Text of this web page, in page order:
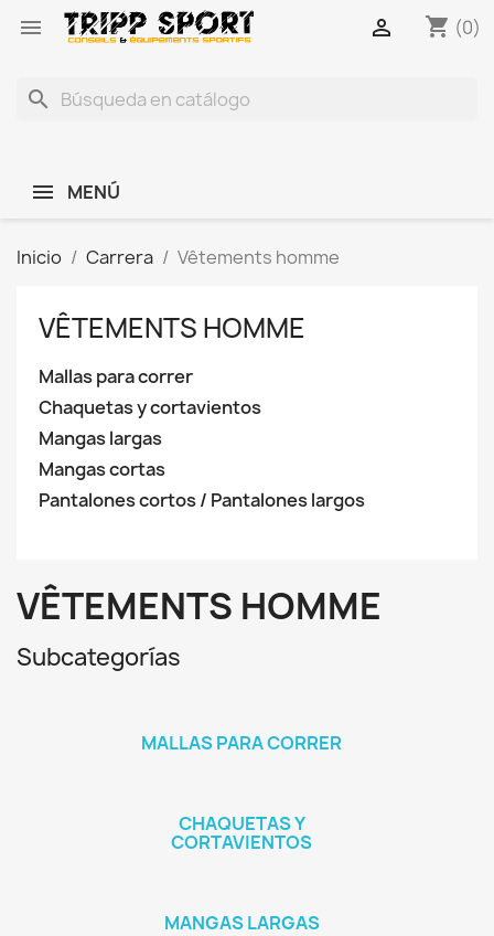
 shopping_cart (0)

search
MENÚ
Inicio Carrera Vêtements homme
VÊTEMENTS HOMME
Mallas para correr
Chaquetas y cortavientos
Mangas largas
Mangas cortas
Pantalones cortos / Pantalones largos
VÊTEMENTS HOMME
Subcategorías
MALLAS PARA CORRER
CHAQUETAS Y
CORTAVIENTOS
MANGAS LARGAS